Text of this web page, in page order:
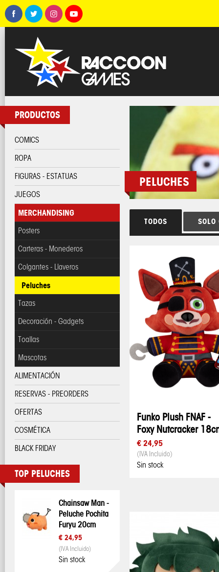
PRODUCTOS
COMICS
ROPA
FIGURAS - ESTATUAS
JUEGOS
MERCHANDISING
Posters
Carteras - Monederos
Colgantes - Llaveros
Peluches
Tazas
Decoración - Gadgets
Toallas
Mascotas
ALIMENTACIÓN
RESERVAS - PREORDERS
OFERTAS
COSMÉTICA
BLACK FRIDAY
TOP PELUCHES
Chainsaw Man -
Peluche Pochita
Furyu 20cm
€ 24,95
(IVA Incluido)
Sin stock
PELUCHES
TODOS SOLO
Funko Plush FNAF -
Foxy Nutcracker
€ 24,95
(IVA Incluido)
Sin stock